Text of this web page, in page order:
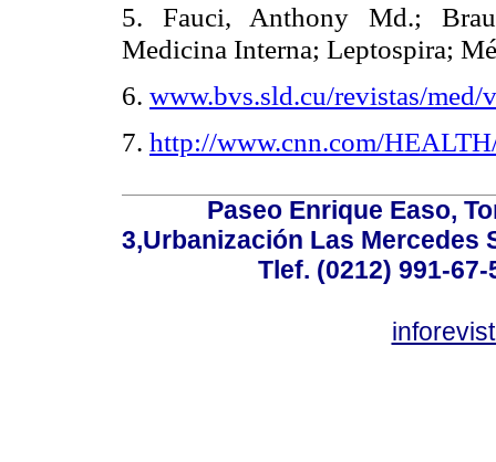
5. Fauci, Anthony Md.;
Medicina Interna; Leptospira;
6. www.bvs.sld.cu/revistas/med/
7. http://www.cnn.com/
Paseo Enrique Easo,
3,Urbanización Las Mercedes
Tlef. (0212) 991-